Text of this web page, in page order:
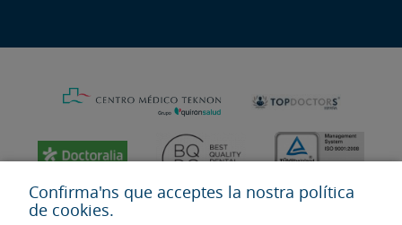
Confirma'ns que acceptes la nostra política
de cookies.